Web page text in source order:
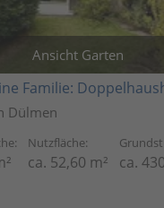
Ansicht Garten
Dülmen
Nutzfläche:
ca. 52,60 m² ca.